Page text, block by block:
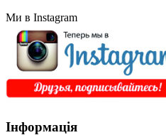
Ми в Instagram
Інформація